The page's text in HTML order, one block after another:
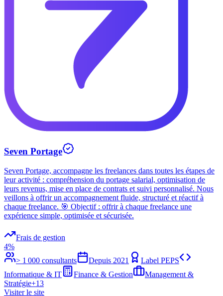
Seven Portage
Seven Portage, accompagne les freelances dans toutes les étapes de
leur activité : compréhension du portage salarial, optimisation de
leurs revenus, mise en place de contrats et suivi personnalisé. Nous
veillons à offrir un accompagnement fluide, structuré et réactif à
chaque freelance. 🎯 Objectif : offrir à chaque freelance une
expérience simple, optimisée et sécurisée.
Frais de gestion
4%
> 1 000 consultants
Depuis 2021
Label PEPS
Informatique & IT
Finance & Gestion
Management &
Stratégie+13
Visiter le site